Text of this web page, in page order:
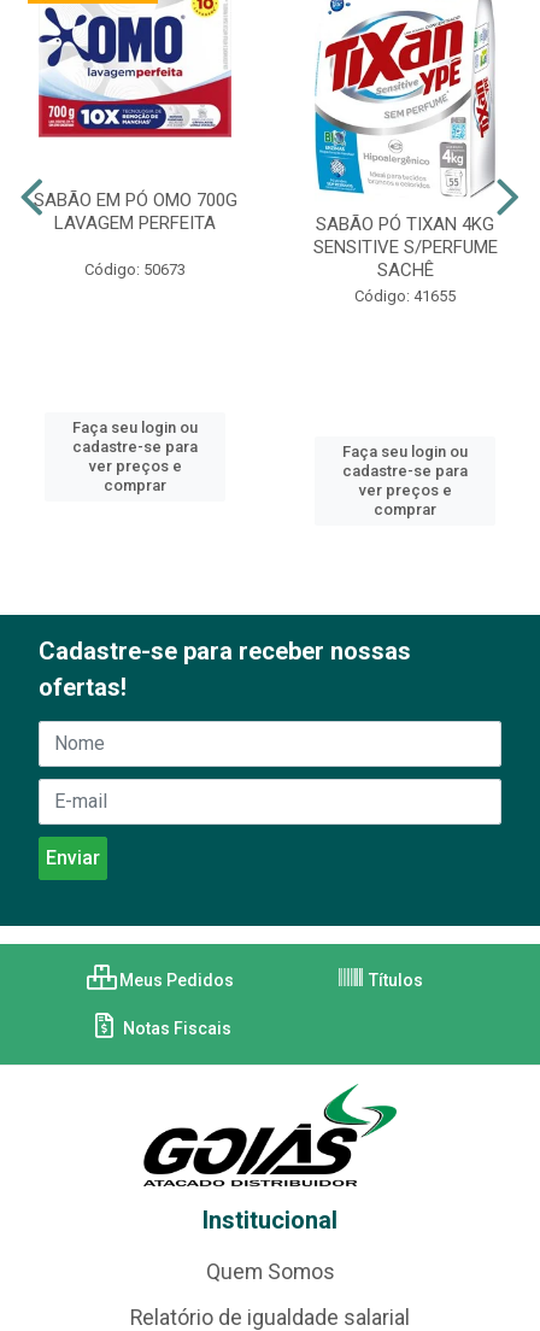
SABÃO EM PÓ OMO 700G
LAVAGEM PERFEITA
Código: 50673
Faça seu login ou
cadastre-se para
ver preços e
comprar
SABÃO PÓ TIXAN 4KG
SENSITIVE S/PERFUME
SACHÊ
Código: 41655
Faça seu login ou
cadastre-se para
ver preços e
comprar
Cadastre-se para receber nossas
ofertas!
Meus Pedidos Títulos
Notas Fiscais
Institucional
Quem Somos
Relatório de igualdade salarial